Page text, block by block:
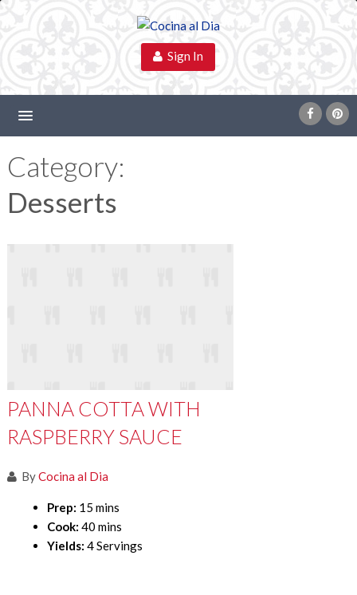
Sign In
Category:
Desserts
PANNA COTTA WITH
RASPBERRY SAUCE
ByCocina al Dia
Prep: 15 mins
Cook: 40 mins
Yields: 4 Servings